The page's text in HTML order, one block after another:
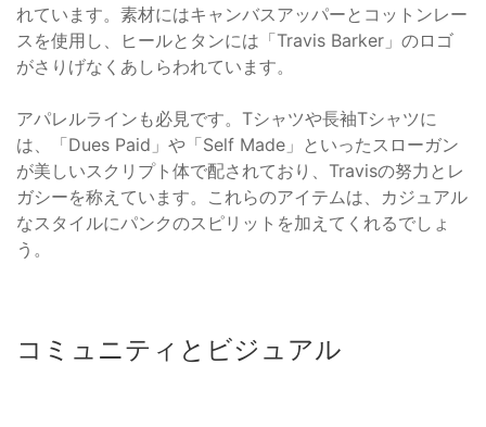
れています。素材にはキャンバスアッパーとコットンレー
スを使用し、ヒールとタンには「Travis Barker」のロゴ
がさりげなくあしらわれています。
アパレルラインも必見です。Tシャツや長袖Tシャツに
は、「Dues Paid」や「Self Made」といったスローガン
が美しいスクリプト体で配されており、Travisの努力とレ
ガシーを称えています。これらのアイテムは、カジュアル
なスタイルにパンクのスピリットを加えてくれるでしょ
う。
コミュニティとビジュアル